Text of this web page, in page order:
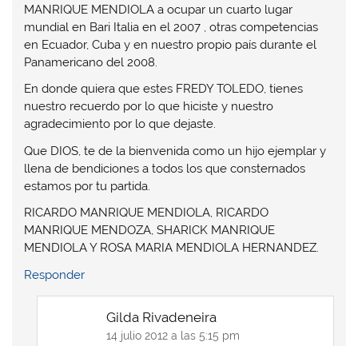
MANRIQUE MENDIOLA a ocupar un cuarto lugar
mundial en Bari Italia en el 2007 , otras competencias
en Ecuador, Cuba y en nuestro propio país durante el
Panamericano del 2008.
En donde quiera que estes FREDY TOLEDO, tienes
nuestro recuerdo por lo que hiciste y nuestro
agradecimiento por lo que dejaste.
Que DIOS, te de la bienvenida como un hijo ejemplar y
llena de bendiciones a todos los que consternados
estamos por tu partida.
RICARDO MANRIQUE MENDIOLA, RICARDO
MANRIQUE MENDOZA, SHARICK MANRIQUE
MENDIOLA Y ROSA MARIA MENDIOLA HERNANDEZ.
Responder
Gilda Rivadeneira
14 julio 2012 a las 5:15 pm